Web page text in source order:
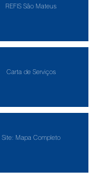
REFIS São Mateus
Carta de Serviços
Site: Mapa Completo